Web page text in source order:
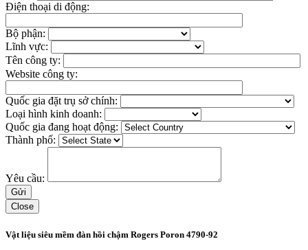
Điện thoại di động:
Bộ phận:
Lĩnh vực:
Tên công ty:
Website công ty:
Quốc gia đặt trụ sở chính:
Loại hình kinh doanh:
Quốc gia đang hoạt động:
Thành phố:
Yêu cầu:
Close
Vật liệu siêu mềm đàn hồi chậm Rogers Poron 4790-92